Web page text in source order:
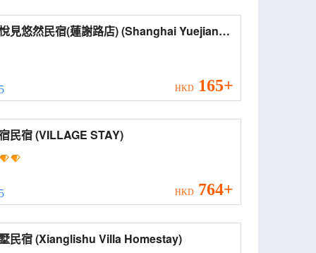
悠然民宿(蓮謝路店) (Shanghai Yuejian
HKD 165+
鄉里宿民宿 (VILLAGE STAY)
HKD 764+
鄉里墅民宿 (Xianglishu Villa Homestay)